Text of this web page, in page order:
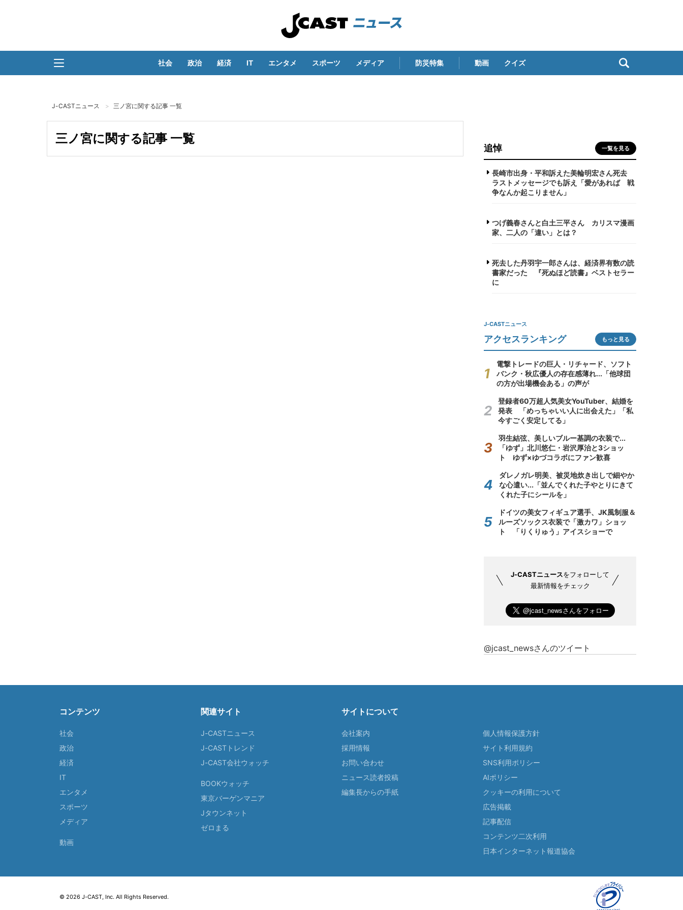
社会 政治 経済 IT エンタメ スポーツ メディア 防災特集 動画 クイズ
J-CASTニュース 三ノ宮に関する記事 一覧
三ノ宮に関する記事 一覧
追悼 一覧を見る
長崎市出身・平和訴えた美輪明宏さん死去
ラストメッセージでも訴え「愛があれば 戦
争なんか起こりません」
つげ義春さんと白土三平さん カリスマ漫画
家、二人の「違い」とは？
死去した丹羽宇一郎さんは、経済界有数の読
書家だった 『死ぬほど読書』ベストセラー
に
J-CASTニュース
アクセスランキング もっと見る
電撃トレードの巨人・リチャード、ソフト
バンク・秋広優人の存在感薄れ...「他球団
の方が出場機会ある」の声が
登録者60万超人気美女YouTuber、結婚を
発表 「めっちゃいい人に出会えた」「私
今すごく安定してる」
羽生結弦、美しいブルー基調の衣装で...
「ゆず」北川悠仁・岩沢厚治と3ショッ
ト ゆず×ゆづコラボにファン歓喜
ダレノガレ明美、被災地炊き出しで細やか
な心遣い...「並んでくれた子やとりにきて
くれた子にシールを」
ドイツの美女フィギュア選手、JK風制服＆
ルーズソックス衣装で「激カワ」ショッ
ト 「りくりゅう」アイスショーで
J-CASTニュースをフォローして
最新情報をチェック
@jcast_newsさんのツイート
コンテンツ
社会
政治
経済
IT
エンタメ
スポーツ
メディア
動画
関連サイト
J-CASTニュース
J-CASTトレンド
J-CAST会社ウォッチ
BOOKウォッチ
東京バーゲンマニア
Jタウンネット
ゼロまる
サイトについて
会社案内
採用情報
お問い合わせ
ニュース読者投稿
編集長からの手紙
個人情報保護方針
サイト利用規約
SNS利用ポリシー
AIポリシー
クッキーの利用について
広告掲載
記事配信
コンテンツ二次利用
日本インターネット報道協会
© 2026 J-CAST, Inc. All Rights Reserved.